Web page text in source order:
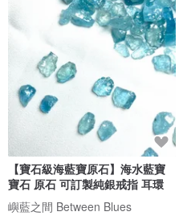
【寶石級海藍寶原石】海水藍寶
寶石 原石 可訂製純銀戒指 耳環
嶼藍之間 Between Blues